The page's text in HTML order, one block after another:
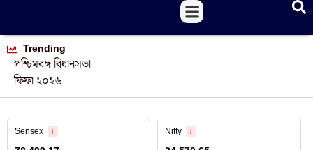
Trending
পশ্চিমবঙ্গ বিধানসভা
ফিফা ২০২৬